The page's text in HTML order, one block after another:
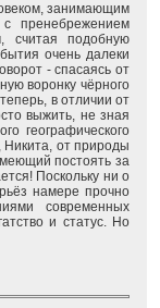
занимающим
пренебрежением
считая подобную
очень далеки
- спасаясь от
воронку чёрного
в отличии от
выжить, не зная
географического
Никита, от природы
постоять за
Поскольку ни о
намере прочно
современных
и статус. Но